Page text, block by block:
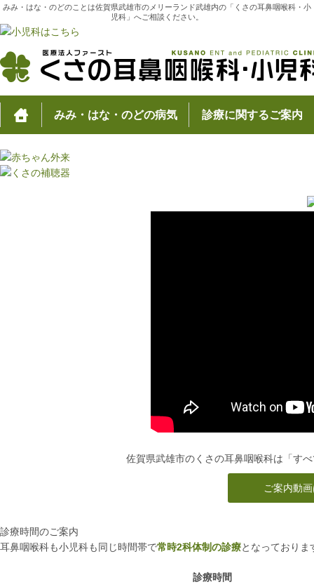
みみ・はな・のどのことは佐賀県武雄市のメリーランド武雄内の「くさの耳鼻咽喉科・小
児科」へご相談ください。
みみ・はな・のどの病気 診療に関するご案内
佐賀県武雄市のくさの耳鼻咽喉科は「す
ご案内動
診療時間のご案内
耳鼻咽喉科も小児科も同じ時間帯で常時2科体制の診療となっておりま
診療時間